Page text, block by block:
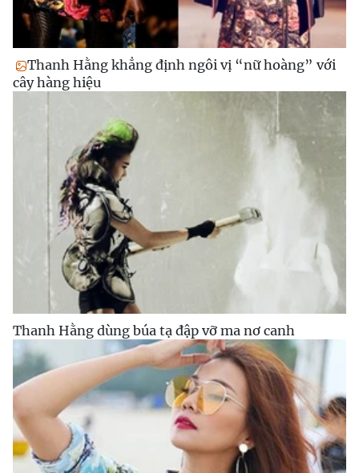
Thanh Hằng khẳng định ngôi vị “nữ hoàng” với
cây hàng hiệu
Thanh Hằng dùng búa tạ đập vỡ ma nơ canh